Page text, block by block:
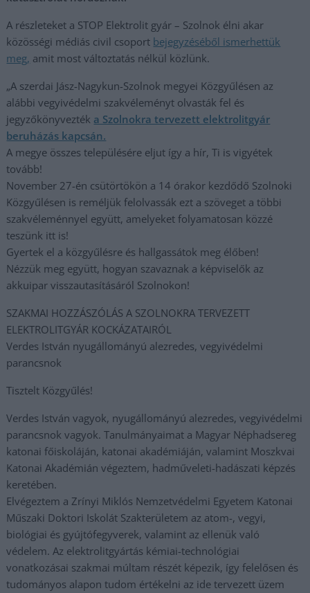
A részleteket a STOP Elektrolit gyár – Szolnok élni akar
közösségi médiás civil csoport bejegyzéséből ismerhettük
meg, amit most változtatás nélkül közlünk.
„A szerdai Jász-Nagykun-Szolnok megyei Közgyűlésen az
alábbi vegyivédelmi szakvéleményt olvasták fel és
jegyzőkönyvezték a Szolnokra tervezett elektrolitgyár
beruházás kapcsán.
A megye összes településére eljut így a hír, Ti is vigyétek
tovább!
November 27-én csütörtökön a 14 órakor kezdődő Szolnoki
Közgyűlésen is reméljük felolvassák ezt a szöveget a többi
szakvéleménnyel együtt, amelyeket folyamatosan közzé
teszünk itt is!
Gyertek el a közgyűlésre és hallgassátok meg élőben!
Nézzük meg együtt, hogyan szavaznak a képviselők az
akkuipar visszautasításáról Szolnokon!
SZAKMAI HOZZÁSZÓLÁS A SZOLNOKRA TERVEZETT
ELEKTROLITGYÁR KOCKÁZATAIRÓL
Verdes István nyugállományú alezredes, vegyivédelmi
parancsnok
Tisztelt Közgyűlés!
Verdes István vagyok, nyugállományú alezredes, vegyivédelmi
parancsnok vagyok. Tanulmányaimat a Magyar Néphadsereg
katonai főiskoláján, katonai akadémiáján, valamint Moszkvai
Katonai Akadémián végeztem, hadműveleti-hadászati képzés
keretében.
Elvégeztem a Zrínyi Miklós Nemzetvédelmi Egyetem Katonai
Műszaki Doktori Iskolát Szakterületem az atom-, vegyi,
biológiai és gyújtófegyverek, valamint az ellenük való
védelem. Az elektrolitgyártás kémiai-technológiai
vonatkozásai szakmai múltam részét képezik, így felelősen és
tudományos alapon tudom értékelni az ide tervezett üzem